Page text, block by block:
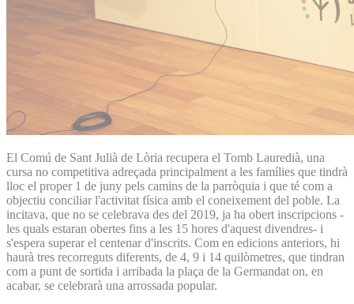
El Comú de Sant Julià de Lòria recupera el Tomb Lauredià, una
cursa no competitiva adreçada principalment a les famílies que tindrà
lloc el proper 1 de juny pels camins de la parròquia i que té com a
objectiu conciliar l'activitat física amb el coneixement del poble. La
incitava, que no se celebrava des del 2019, ja ha obert inscripcions -
les quals estaran obertes fins a les 15 hores d'aquest divendres- i
s'espera superar el centenar d'inscrits. Com en edicions anteriors, hi
haurà tres recorreguts diferents, de 4, 9 i 14 quilòmetres, que tindran
com a punt de sortida i arribada la plaça de la Germandat on, en
acabar, se celebrarà una arrossada popular.